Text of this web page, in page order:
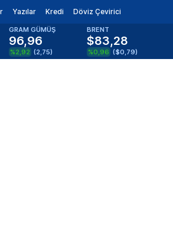
Yazılar Kredi Döviz Çevirici
GRAM GÜMÜŞ
96,96
%2,92 (2,75)
BRENT
$83,28
%0,96 ($0,79)